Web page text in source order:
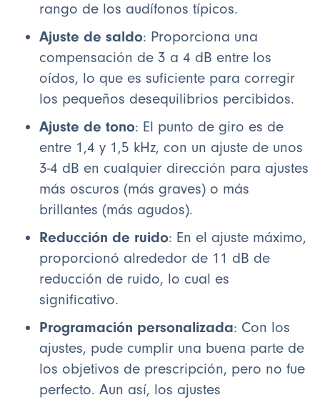
rango de los audífonos típicos.
Ajuste de saldo: Proporciona una
compensación de 3 a 4 dB entre los
oídos, lo que es suficiente para corregir
los pequeños desequilibrios percibidos.
Ajuste de tono: El punto de giro es de
entre 1,4 y 1,5 kHz, con un ajuste de unos
3-4 dB en cualquier dirección para ajustes
más oscuros (más graves) o más
brillantes (más agudos).
Reducción de ruido: En el ajuste máximo,
proporcionó alrededor de 11 dB de
reducción de ruido, lo cual es
significativo.
Programación personalizada: Con los
ajustes, pude cumplir una buena parte de
los objetivos de prescripción, pero no fue
perfecto. Aun así, los ajustes